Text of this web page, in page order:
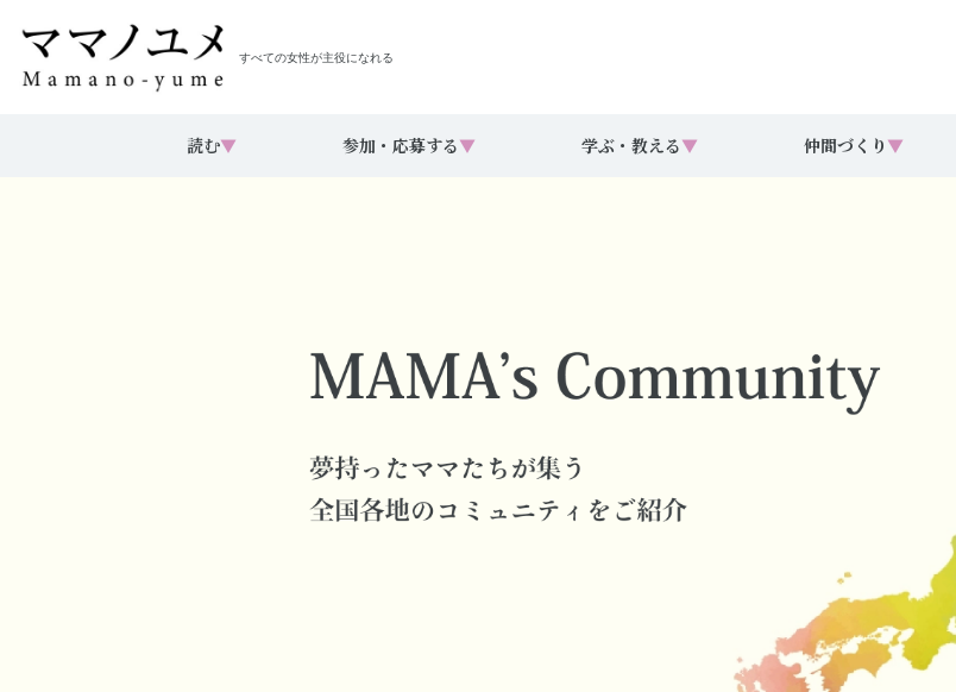
すべての女性が主役になれる
読む▼ 参加・応募する▼ 学ぶ・教える▼ 仲間づくり ▼